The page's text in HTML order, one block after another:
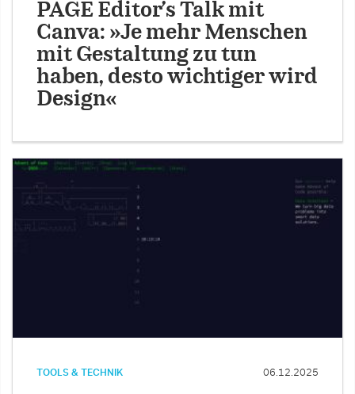
PAGE Editor’s Talk mit
Canva: »Je mehr Menschen
mit Gestaltung zu tun
haben, desto wichtiger wird
Design«
TOOLS & TECHNIK 06.12.2025